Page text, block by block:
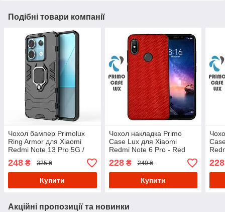
Подібні товари компанії
Чохол бампер Primolux
Ring Armor для Xiaomi
Redmi Note 13 Pro 5G /
248 ₴ 325 ₴
Купити
Чохол накладка Primo
Case Lux для Xiaomi
Redmi Note 6 Pro - Red
228₴ 249 ₴
Купити
228
Акційні пропозиції та новинки